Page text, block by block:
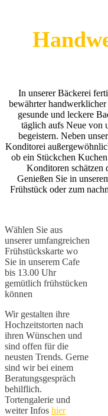
In unserer Bäckerei
bewährter
gesunde und leckere
täglich aufs Neue von
begeistern. Neben
Konditorei
ob ein Stückchen
Konditoren schätzen
Genießen Sie in
Frühstück oder zum
Wählen Sie aus
unserer umfangreichen
Frühstückskarte wo
Sie in unserem Cafe
bis 13.00 Uhr
gemütlich frühstücken
können
Wir gestalten ihre
Hochzeitstorten nach
ihren Wünschen und
sind offen für die
neusten Trends. Gerne
sind wir bei einem
Beratungsgespräch
behilflich.
Tortengalerie und
weiter Infos hier